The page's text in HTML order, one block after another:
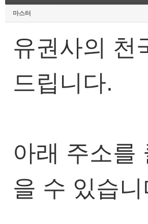
마스터
유권사의 천
드립니다.
아래 주소를
을 수 있습니